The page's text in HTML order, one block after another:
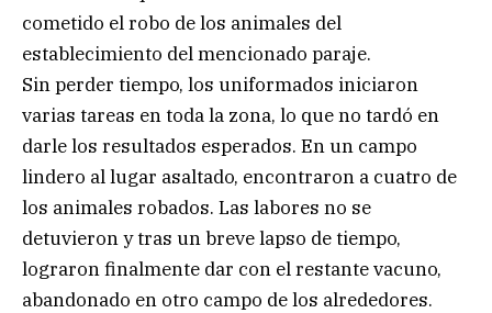
cometido el robo de los animales del
establecimiento del mencionado paraje.
Sin perder tiempo, los uniformados iniciaron
varias tareas en toda la zona, lo que no tardó en
darle los resultados esperados. En un campo
lindero al lugar asaltado, encontraron a cuatro de
los animales robados. Las labores no se
detuvieron y tras un breve lapso de tiempo,
lograron finalmente dar con el restante vacuno,
abandonado en otro campo de los alrededores.